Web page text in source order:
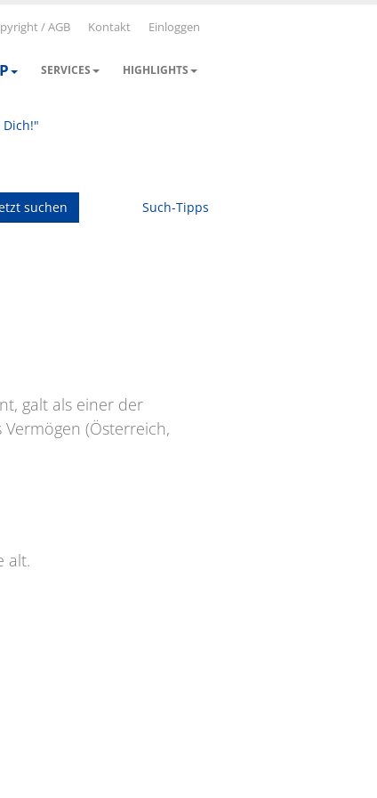
/ AGB Kontakt Einloggen
SERVICES HIGHLIGHTS
suchen Such-Tipps
galt als einer der
(Österreich,
alt.